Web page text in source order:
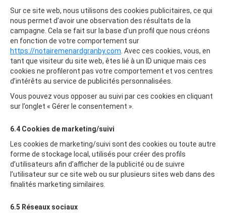
Sur ce site web, nous utilisons des cookies publicitaires, ce qui
nous permet d’avoir une observation des résultats de la
campagne. Cela se fait sur la base d’un profil que nous créons
en fonction de votre comportement sur
https://notairemenardgranby.com . Avec ces cookies, vous, en
tant que visiteur du site web, êtes lié à un ID unique mais ces
cookies ne profileront pas votre comportement et vos centres
d’intérêts au service de publicités personnalisées.
Vous pouvez vous opposer au suivi par ces cookies en cliquant
sur l’onglet « Gérer le consentement ».
6.4 Cookies de marketing/suivi
Les cookies de marketing/suivi sont des cookies ou toute autre
forme de stockage local, utilisés pour créer des profils
d’utilisateurs afin d’afficher de la publicité ou de suivre
l’utilisateur sur ce site web ou sur plusieurs sites web dans des
finalités marketing similaires.
6.5 Réseaux sociaux